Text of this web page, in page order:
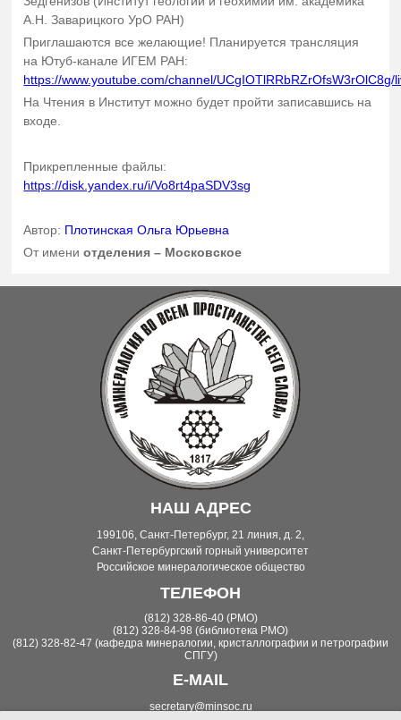
А.Н. Заварицкого УрО РАН)
Приглашаются все желающие! Планируется трансляция
на Ютуб-канале ИГЕМ РАН:
https://www.youtube.com/channel/UCgIOTlRRbRZrOfsW3rOlC8g/
На Чтения в Институт можно будет пройти записавшись на
входе.
Прикрепленные файлы:
https://disk.yandex.ru/i/Vo8rt4paSDV3sg
Автор: Плотинская Ольга Юрьевна
От имениотделения – Московское
НАШ АДРЕС
199106, Санкт-Петербург, 21 линия, д. 2,
Санкт-Петербургский горный университет
Российское минералогическое общество
ТЕЛЕФОН
(812) 328-86-40 (РМО)
(812) 328-84-98 (библиотека РМО)
(812) 328-82-47 (кафедра минералогии, кристаллографии и петрографии
СПГУ)
E-MAIL
secretary@minsoc.ru